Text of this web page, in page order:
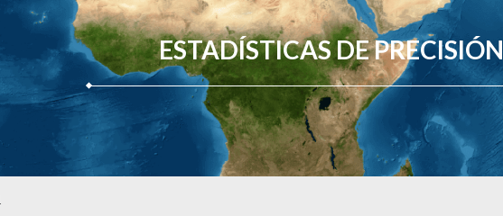
ESTADÍSTICAS DE PRECISIÓN